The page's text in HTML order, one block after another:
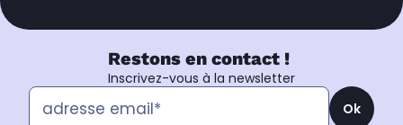
Restons en contact !
Inscrivez-vous à la newsletter
Ok